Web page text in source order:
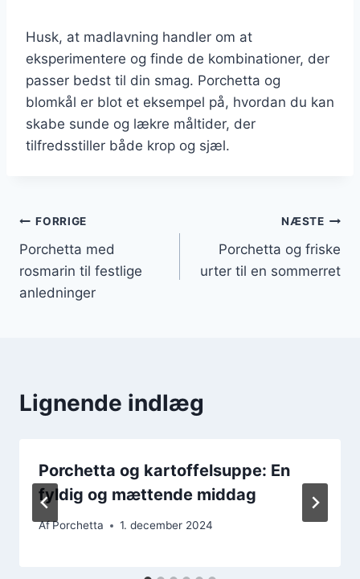
Husk, at madlavning handler om at
eksperimentere og finde de kombinationer, der
passer bedst til din smag. Porchetta og
blomkål er blot et eksempel på, hvordan du kan
skabe sunde og lækre måltider, der
tilfredsstiller både krop og sjæl.
Indlægsnavigation
FORRIGE
Porchetta med
rosmarin til festlige
anledninger
NÆSTE
Porchetta og friske
urter til en sommerret
Lignende indlæg
Porchetta og kartoffelsuppe: En
fyldig og mættende middag
AfPorchetta 1. december 2024